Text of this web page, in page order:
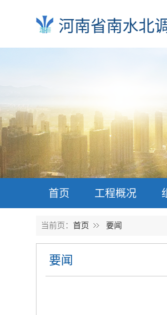
河南省南水北
首页 工程概况
当前页： 首页 要闻
要闻